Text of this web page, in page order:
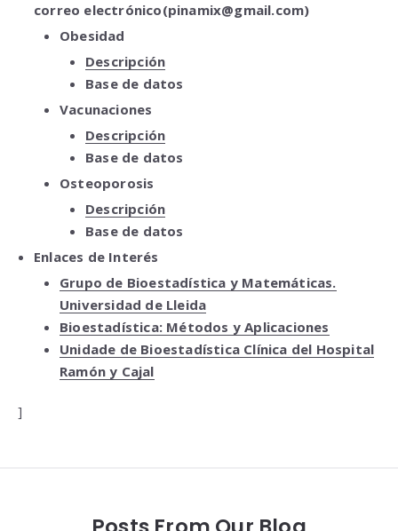
correo electrónico(pinamix@gmail.com)
Obesidad
Descripción
Base de datos
Vacunaciones
Descripción
Base de datos
Osteoporosis
Descripción
Base de datos
Enlaces de Interés
Grupo de Bioestadística y Matemáticas.
Universidad de Lleida
Bioestadística: Métodos y Aplicaciones
Unidade de Bioestadística Clínica del Hospital
Ramón y Cajal
]